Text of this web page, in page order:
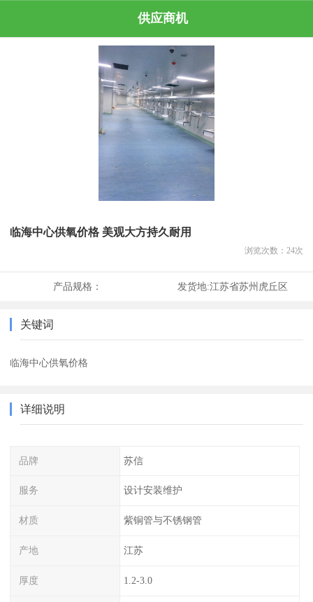
供应商机
临海中心供氧价格 美观大方持久耐用
浏览次数： 24次
产品规格： 发货地:江苏省苏州虎丘区
关键词
临海中心供氧价格
详细说明
品牌 苏信
服务 设计安装维护
材质 紫铜管与不锈钢管
产地 江苏
厚度 1.2-3.0